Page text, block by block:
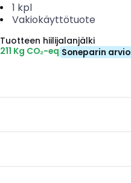
1 kpl
Vakiokäyttötuote
Tuotteen hiilijalanjälki
211 Kg CO₂-eq Soneparin arvio